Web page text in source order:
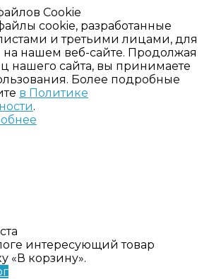
Cookie
cookie, разработанные
и третьими лицами, для
на нашем веб-сайте. Продолжая
нашего сайта, вы принимаете
Более подробные
в Политике
.
интересующий товар
«В корзину».